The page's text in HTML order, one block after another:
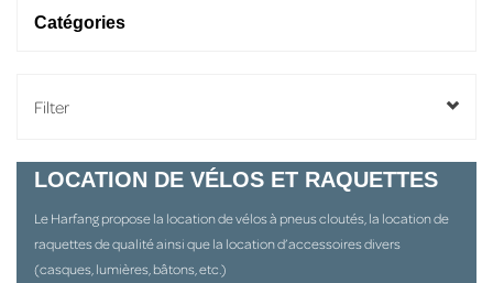
Catégories
Filter
LOCATION DE VÉLOS ET RAQUETTES
Le Harfang propose la location de vélos à pneus cloutés, la location de
raquettes de qualité ainsi que la location d’accessoires divers
(casques, lumières, bâtons, etc.)